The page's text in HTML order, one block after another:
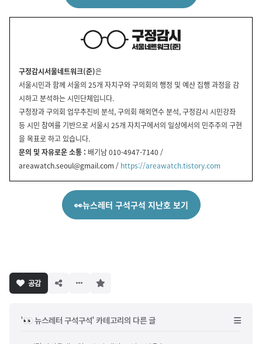
구정감시서울네트워크(준)은
서울시민과 함께 서울의 25개 자치구와 구의회의 행정 및 예산 집행 과정을 감
시하고 분석하는 시민단체입니다.
구청장과 구의회 업무추진비 분석, 구의회 해외연수 분석, 구정감시 시민강좌
등 시민 참여를 기반으로 서울시 25개 자치구에서의 일상에서의 민주주의 구현
을 목표로 하고 있습니다.
문의 및 자유로운 소통 : 배기남 010-4947-7140 /
areawatch.seoul@gmail.com / https://areawatch.tistory.com
👀뉴스레터 구석구석 지난호 보기
공감
'👀 뉴스레터 구석구석' 카테고리의 다른 글